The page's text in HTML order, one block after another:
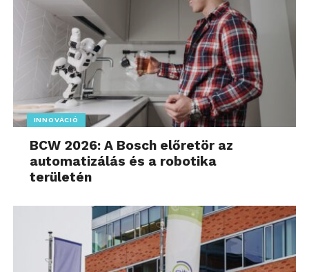
INNOVÁCIÓ
BCW 2026: A Bosch előretör az
automatizálás és a robotika
területén